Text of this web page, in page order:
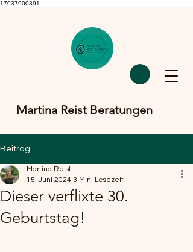
17037900391
Martina Reist Beratungen
Beitrag
Dieser verflixte 30.
Geburtstag!
Martina Reist
15. Juni 2024 3 Min. Lesezeit